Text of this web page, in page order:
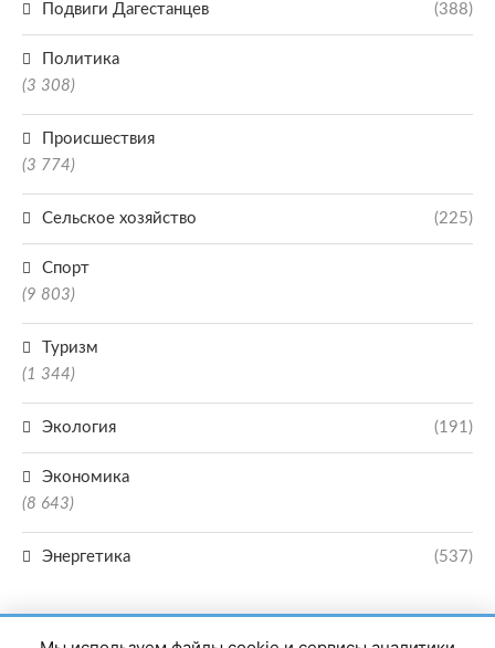
Подвиги Дагестанцев (388)
Политика
(3 308)
Происшествия
(3 774)
Сельское хозяйство (225)
Спорт
(9 803)
Туризм
(1 344)
Экология (191)
Экономика
(8 643)
Энергетика (537)